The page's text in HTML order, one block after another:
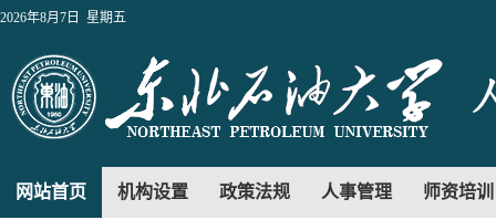
2026年8月7日 星期五
网站首页 机构设置 政策法规 人事管理 师资培训